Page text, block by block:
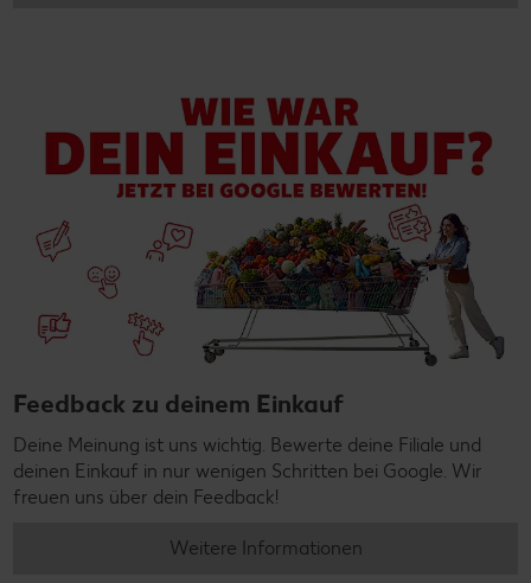
Feedback zu deinem Einkauf
Deine Meinung ist uns wichtig. Bewerte deine Filiale und
deinen Einkauf in nur wenigen Schritten bei Google. Wir
freuen uns über dein Feedback!
Weitere Informationen